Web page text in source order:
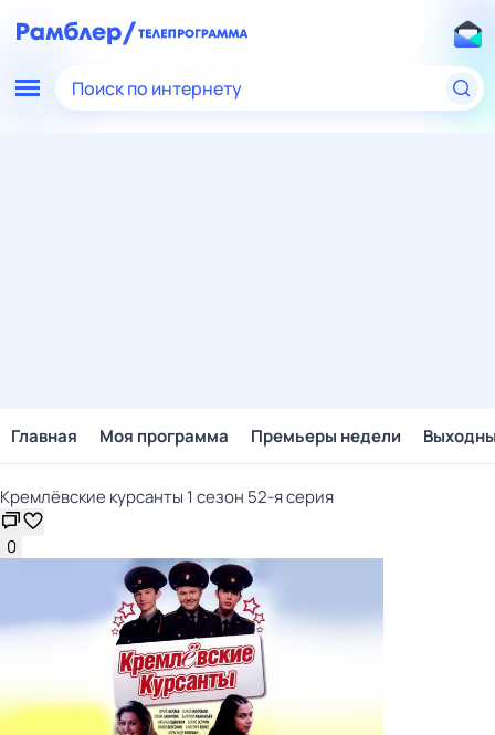
Поиск по интернету
Главная Моя программа Премьеры недели
Кремлёвские курсанты 1 сезон 52-я серия
0